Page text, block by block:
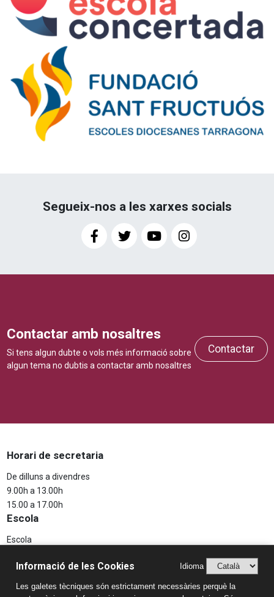
Segueix-nos a les xarxes socials
Contactar amb nosaltres
Si tens algun dubte o vols més informació sobre
algun tema no dubtis a contactar amb nosaltres
Contactar
Horari de secretaria
De dilluns a divendres
9.00h a 13.00h
15.00 a 17.00h
Escola
Escola
Informació de les Cookies Idioma
Les galetes tècniques són estrictament necessàries perquè la